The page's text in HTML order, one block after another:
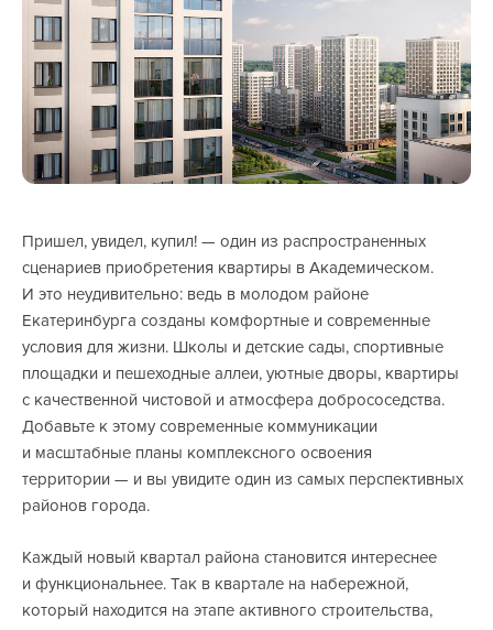
Пришел, увидел, купил! — один из распространенных
сценариев приобретения квартиры в Академическом.
И это неудивительно: ведь в молодом районе
Екатеринбурга созданы комфортные и современные
условия для жизни. Школы и детские сады, спортивные
площадки и пешеходные аллеи, уютные дворы, квартиры
с качественной чистовой и атмосфера добрососедства.
Добавьте к этому современные коммуникации
и масштабные планы комплексного освоения
территории — и вы увидите один из самых перспективных
районов города.
Каждый новый квартал района становится интереснее
и функциональнее. Так в квартале на набережной,
который находится на этапе активного строительства,